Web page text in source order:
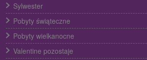
Sylwester
Pobyty świąteczne
Pobyty wielkanocne
Valentine pozostaje